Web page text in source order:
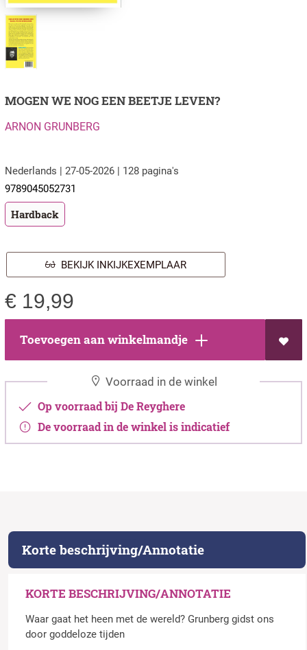
MOGEN WE NOG EEN BEETJE LEVEN?
ARNON GRUNBERG
Nederlands | 27-05-2026 | 128 pagina's
9789045052731
Hardback
BEKIJK INKIJKEXEMPLAAR
€ 19,99
Toevoegen aan winkelmandje
Voorraad in de winkel
Op voorraad bij De Reyghere
De voorraad in de winkel is indicatief
Korte beschrijving/Annotatie
KORTE BESCHRIJVING/ANNOTATIE
Waar gaat het heen met de wereld? Grunberg gidst ons
door goddeloze tijden